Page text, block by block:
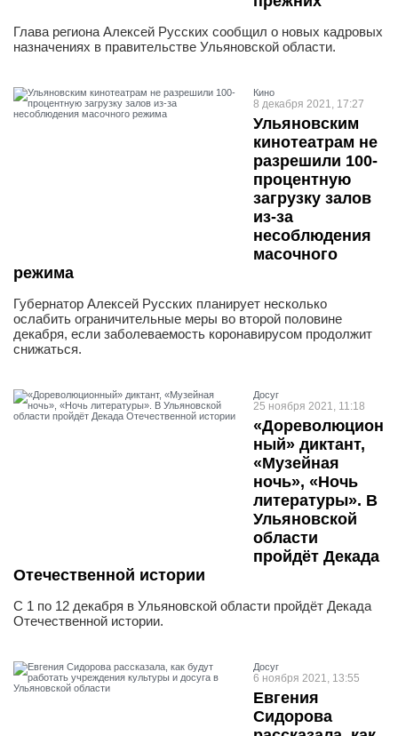
Глава региона Алексей Русских сообщил о новых кадровых
назначениях в правительстве Ульяновской области.
Кино
8 декабря 2021, 17:27
Ульяновским
кинотеатрам не
разрешили 100-
процентную
загрузку залов
из-за
несоблюдения
масочного
режима
Губернатор Алексей Русских планирует несколько
ослабить ограничительные меры во второй половине
декабря, если заболеваемость коронавирусом продолжит
снижаться.
Досуг
25 ноября 2021, 11:18
«Дореволюцион
ный» диктант,
«Музейная
ночь», «Ночь
литературы». В
Ульяновской
области
пройдёт Декада
Отечественной истории
С 1 по 12 декабря в Ульяновской области пройдёт Декада
Отечественной истории.
Досуг
6 ноября 2021, 13:55
Евгения
Сидорова